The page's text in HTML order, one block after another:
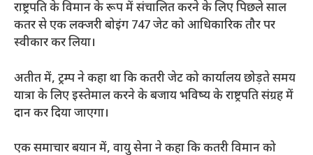
राष्ट्रपति के विमान के रूप में संचालित करने के लिए पिछले साल
कतर से एक लक्जरी बोइंग 747 जेट को आधिकारिक तौर पर
स्वीकार कर लिया।
अतीत में, ट्रम्प ने कहा था कि कतरी जेट को कार्यालय छोड़ते समय
यात्रा के लिए इस्तेमाल करने के बजाय भविष्य के राष्ट्रपति संग्रह में
दान कर दिया जाएगा।
एक समाचार बयान में, वायु सेना ने कहा कि कतरी विमान को